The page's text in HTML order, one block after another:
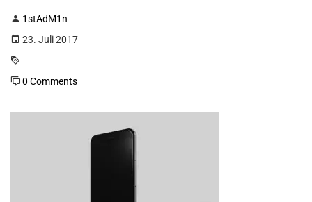
1stAdM1n
23. Juli 2017
0 Comments